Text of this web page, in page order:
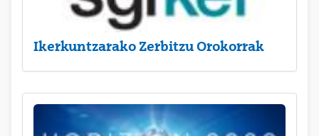
Ikerkuntzarako Zerbitzu Orokorrak